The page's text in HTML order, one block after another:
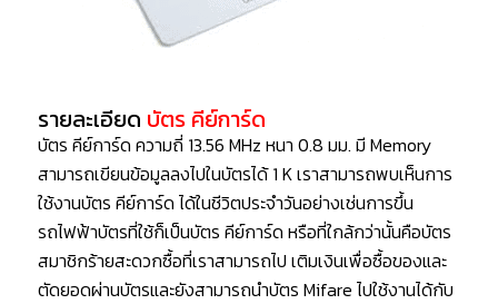
รายละเอียด บัตร คีย์การ์ด
บัตร คีย์การ์ด ความถี่ 13.56 MHz หนา 0.8 มม. มี Memory
สามารถเขียนข้อมูลลงไปในบัตรได้ 1 K เราสามารถพบเห็นการ
ใช้งานบัตร คีย์การ์ด ได้ในชีวิตประจำวันอย่างเช่นการขึ้น
รถไฟฟ้าบัตรที่ใช้ก็เป็นบัตร คีย์การ์ด หรือที่ใกล้กว่านั้นคือบัตร
สมาชิกร้ายสะดวกซื้อที่เราสามารถไป เติมเงินเพื่อซื้อของและ
ตัดยอดผ่านบัตรและยังสามารถนำบัตร Mifare ไปใช้งานได้กับ